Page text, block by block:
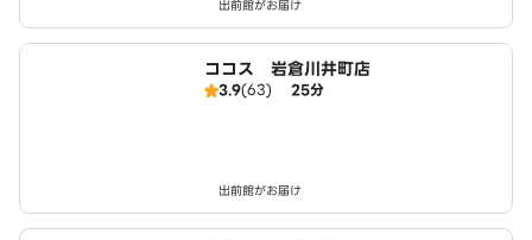
出前館がお届け
ココス 岩倉川井町店
3.9(63) 25分
出前館がお届け